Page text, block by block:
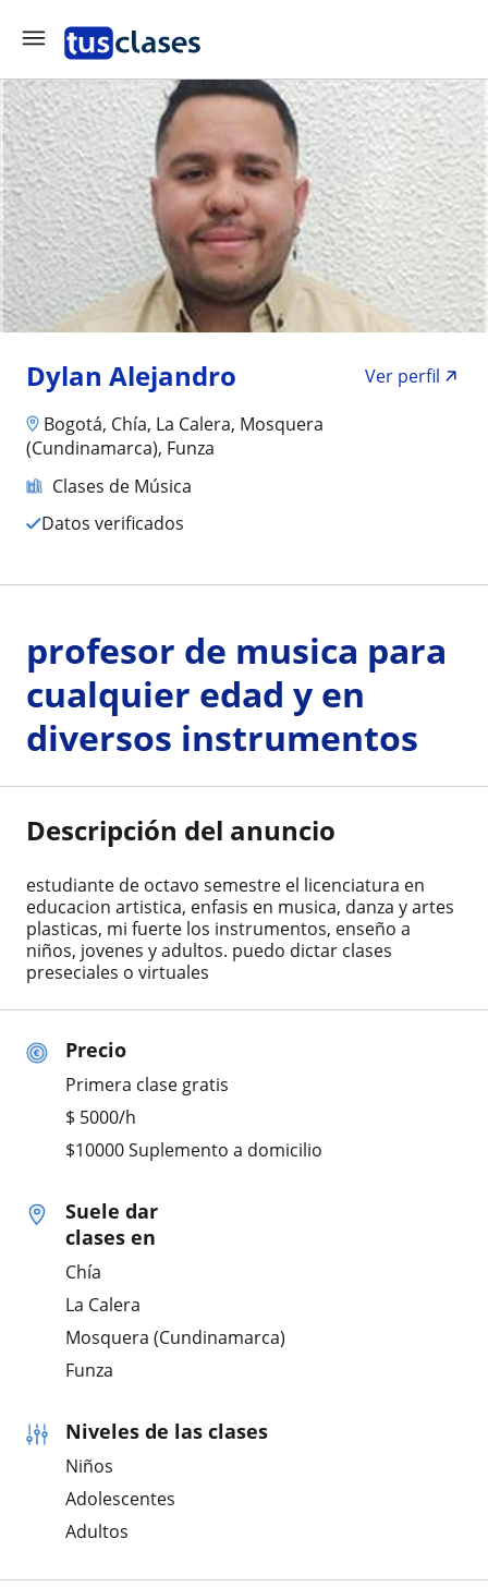
Dylan Alejandro
Ver perfil
Bogotá, Chía, La Calera, Mosquera
(Cundinamarca), Funza
Clases de Música
Datos verificados
Precio
Primera clase gratis
$ 5000/h
$10000 Suplemento a domicilio
Suele dar
clases en
Chía
La Calera
Mosquera (Cundinamarca)
Funza
Niveles de las clases
Niños
Adolescentes
Adultos
profesor de musica para
cualquier edad y en
diversos instrumentos
Descripción del anuncio
estudiante de octavo semestre el licenciatura en
educacion artistica, enfasis en musica, danza y artes
plasticas, mi fuerte los instrumentos, enseño a
niños, jovenes y adultos. puedo dictar clases
preseciales o virtuales